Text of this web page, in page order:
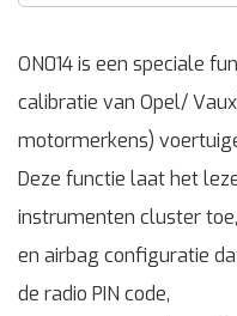
ON014 is een speciale
calibratie van Opel/
motormerkens)
Deze functie laat het
instrumenten cluster
en airbag configuratie
de radio PIN code,